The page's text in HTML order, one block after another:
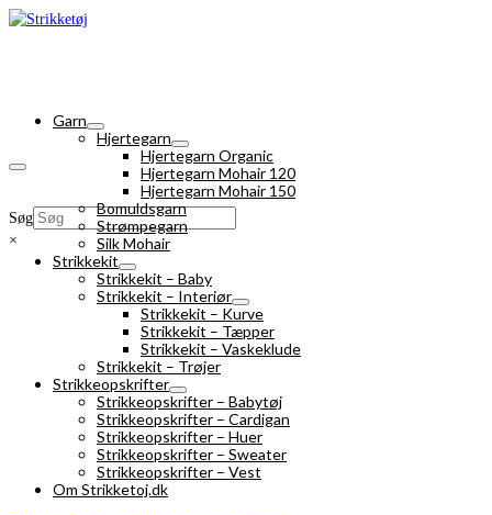
Søg
×
Garn
Hjertegarn
Hjertegarn Organic
Hjertegarn Mohair 120
Hjertegarn Mohair 150
Bomuldsgarn
Strømpegarn
Silk Mohair
Strikkekit
Strikkekit – Baby
Strikkekit – Interiør
Strikkekit – Kurve
Strikkekit – Tæpper
Strikkekit – Vaskeklude
Strikkekit – Trøjer
Strikkeopskrifter
Strikkeopskrifter – Babytøj
Strikkeopskrifter – Cardigan
Strikkeopskrifter – Huer
Strikkeopskrifter – Sweater
Strikkeopskrifter – Vest
Om Strikketoj.dk